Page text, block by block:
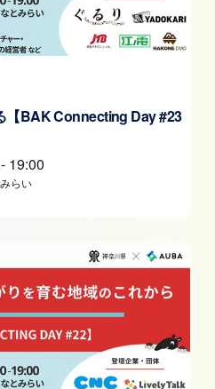
【BAK Connecting Day #23
- 19:00
らい